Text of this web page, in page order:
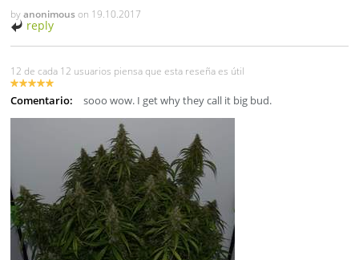
byanonimouson 19.10.2017
reply
12 de cada 12 usuarios piensa que esta reseña es útil
Comentario: sooo wow. I get why they call it big bud.